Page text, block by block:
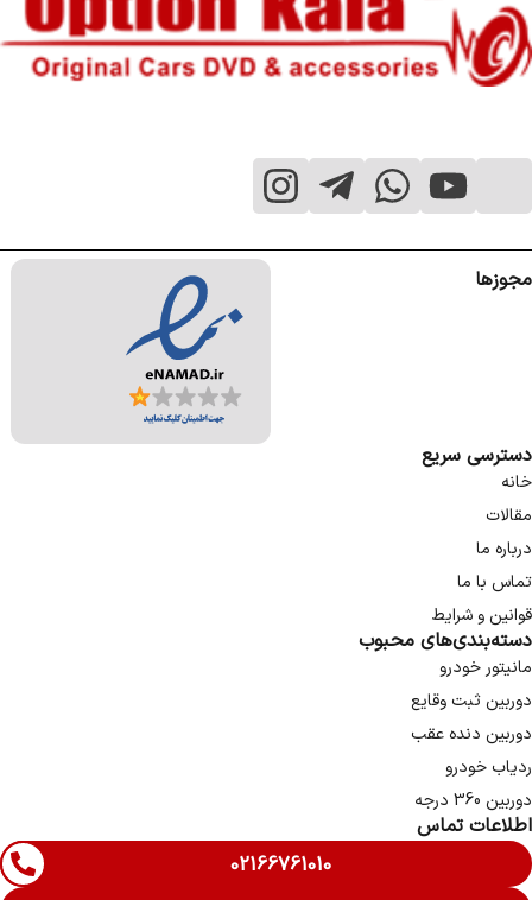
مجوزها
دسترسی سریع
خانه
مقالات
درباره ما
تماس با ما
قوانین و شرایط
دسته‌بندی‌های محبوب
مانیتور خودرو
دوربین ثبت وقایع
دوربین دنده عقب
ردیاب خودرو
دوربین 360 درجه
اطلاعات تماس
02166761010